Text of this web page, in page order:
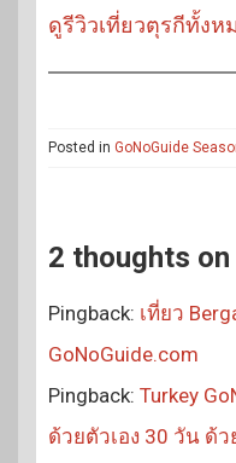
ดูรีวิวเที่ยวตุรกีทั้งห
Posted in GoNoGuide
2 thoughts on
Pingback: เที่ยว
GoNoGuide.com
Pingback: Turkey
ด้วยตัวเอง 30 วัน ด้